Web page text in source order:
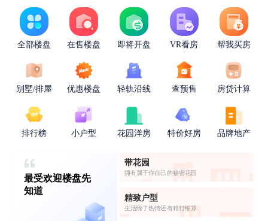
全部楼盘 在售楼盘 即将开盘 VR看房 帮我买房
别墅/排屋 优惠楼盘 轻轨沿线 查预售 房贷计算
排行榜 小户型 花园洋房 特价好房 品牌地产
最受欢迎楼盘先
知道
带花园
拥有属于你自己的秘密花园
精致户型
生活除了热情还有精打细算